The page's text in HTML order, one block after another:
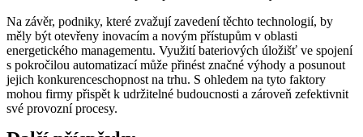
Na závěr, podniky, které zvažují zavedení těchto technologií, by
měly být otevřeny inovacím a novým přístupům v oblasti
energetického managementu. Využití bateriových úložišť ve spojení
s pokročilou automatizací může přinést značné výhody a posunout
jejich konkurenceschopnost na trhu. S ohledem na tyto faktory
mohou firmy přispět k udržitelné budoucnosti a zároveň zefektivnit
své provozní procesy.